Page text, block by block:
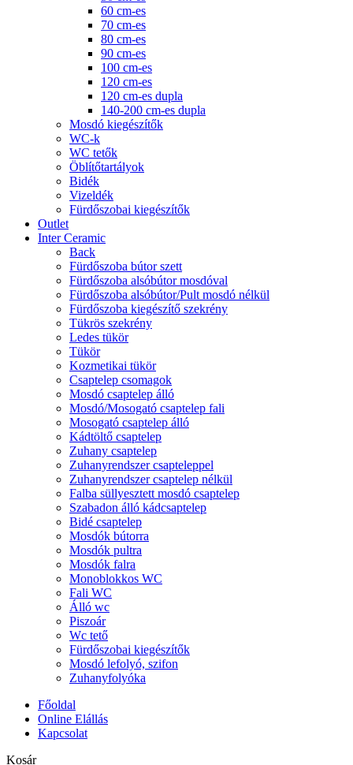
60 cm-es
70 cm-es
80 cm-es
90 cm-es
100 cm-es
120 cm-es
120 cm-es dupla
140-200 cm-es dupla
Mosdó kiegészítők
WC-k
WC tetők
Öblítőtartályok
Bidék
Vizeldék
Fürdőszobai kiegészítők
Outlet
Inter Ceramic
Back
Fürdőszoba bútor szett
Fürdőszoba alsóbútor mosdóval
Fürdőszoba alsóbútor/Pult mosdó nélkül
Fürdőszoba kiegészítő szekrény
Tükrös szekrény
Ledes tükör
Tükör
Kozmetikai tükör
Csaptelep csomagok
Mosdó csaptelep álló
Mosdó/Mosogató csaptelep fali
Mosogató csaptelep álló
Kádtöltő csaptelep
Zuhany csaptelep
Zuhanyrendszer csapteleppel
Zuhanyrendszer csaptelep nélkül
Falba süllyesztett mosdó csaptelep
Szabadon álló kádcsaptelep
Bidé csaptelep
Mosdók bútorra
Mosdók pultra
Mosdók falra
Monoblokkos WC
Fali WC
Álló wc
Piszoár
Wc tető
Fürdőszobai kiegészítők
Mosdó lefolyó, szifon
Zuhanyfolyóka
Főoldal
Online Elállás
Kapcsolat
Kosár